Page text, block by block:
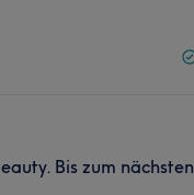
Bis zum nächsten